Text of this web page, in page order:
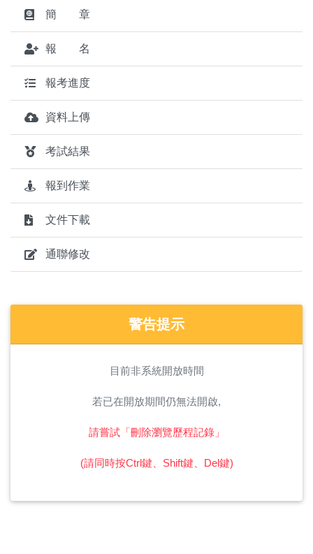
簡 章
報 名
報考進度
資料上傳
考試結果
報到作業
文件下載
通聯修改
警告提示
目前非系統開放時間
若已在開放期間仍無法開啟,
請嘗試「刪除瀏覽歷程記錄」
(請同時按Ctrl鍵、Shift鍵、Del鍵)